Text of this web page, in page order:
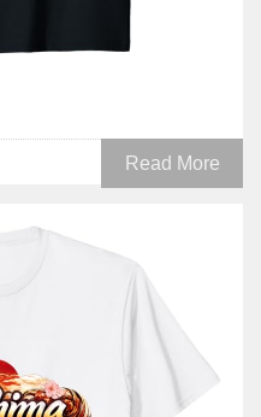
Read More